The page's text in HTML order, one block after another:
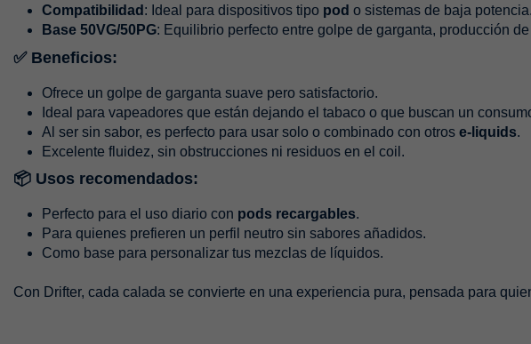
Compatibilidad : Ideal para dispositivos tipo pod o sistemas de baja potencia.
Base 50VG/50PG: Equilibrio perfecto entre golpe de garganta, producción
✅ Beneficios:
Ofrece un golpe de garganta suave pero satisfactorio.
Ideal para vapeadores que están dejando el tabaco o que buscan un
Al ser sin sabor, es perfecto para usar solo o combinado con otros e-liquids.
Excelente fluidez, sin obstrucciones ni residuos en el coil.
📦 Usos recomendados:
Perfecto para el uso diario con pods recargables.
Para quienes prefieren un perfil neutro sin sabores añadidos.
Como base para personalizar tus mezclas de líquidos.
Con Drifter, cada calada se convierte en una experiencia pura, pensada para